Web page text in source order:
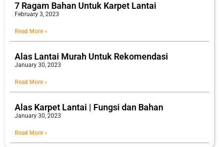
7 Ragam Bahan Untuk Karpet Lantai
February 3, 2023
Read More »
Alas Lantai Murah Untuk Rekomendasi
January 30, 2023
Read More »
Alas Karpet Lantai | Fungsi dan Bahan
January 30, 2023
Read More »